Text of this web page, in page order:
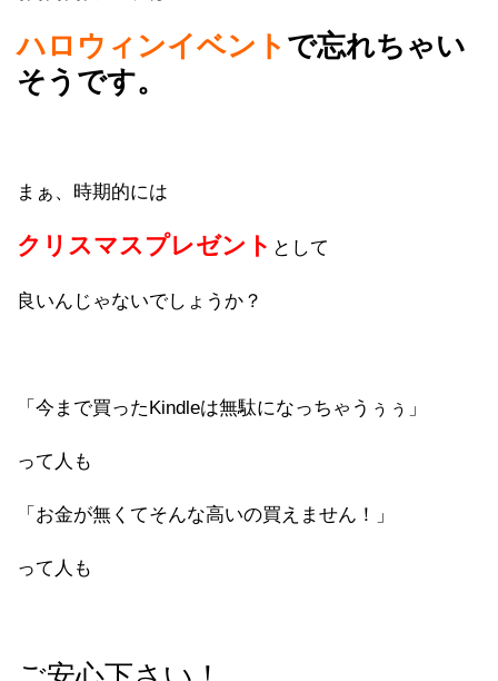
ハロウィンイベント で忘れちゃい
そうです。
まぁ、時期的には
クリスマスプレゼント として
良いんじゃないでしょうか？
「今まで買ったKindleは無駄になっちゃうぅぅ」
って人も
「お金が無くてそんな高いの買えません！」
って人も